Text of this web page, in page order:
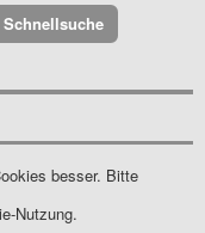
Schnellsuche
besser. Bitte
Nutzung.